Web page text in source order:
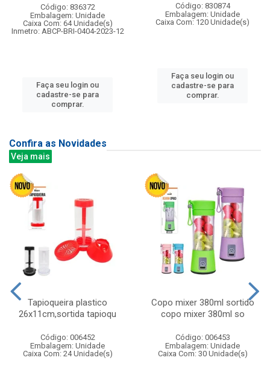
Código: 836372
Embalagem: Unidade
Caixa Com: 64 Unidade(s)
Inmetro: ABCP-BRI-0404-2023-12
Faça seu login ou
cadastre-se para
comprar.
Código: 830874
Embalagem: Unidade
Caixa Com: 120 Unidade(s)
Faça seu login ou
cadastre-se para
comprar.
Confira as Novidades
Veja mais
Tapioqueira plastico
26x11cm,sortida tapioqu
Código: 006452
Embalagem: Unidade
Caixa Com: 24 Unidade(s)
Copo mixer 380ml sortido
copo mixer 380ml so
Código: 006453
Embalagem: Unidade
Caixa Com: 30 Unidade(s)